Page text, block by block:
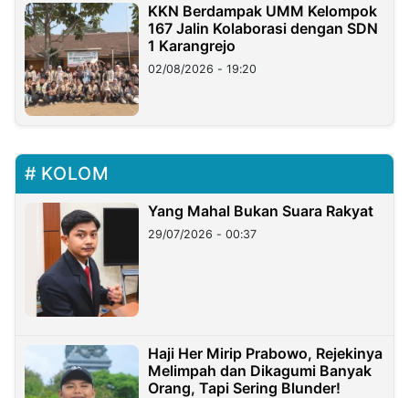
KKN Berdampak UMM Kelompok
167 Jalin Kolaborasi dengan SDN
1 Karangrejo
02/08/2026 - 19:20
KOLOM
Yang Mahal Bukan Suara Rakyat
29/07/2026 - 00:37
Haji Her Mirip Prabowo, Rejekinya
Melimpah dan Dikagumi Banyak
Orang, Tapi Sering Blunder!